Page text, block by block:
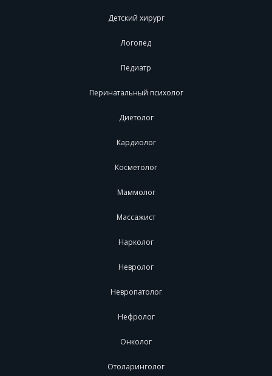
Детский хирург
Логопед
Педиатр
Перинатальный психолог
Диетолог
Кардиолог
Косметолог
Маммолог
Массажист
Нарколог
Невролог
Невропатолог
Нефролог
Онколог
Отоларинголог